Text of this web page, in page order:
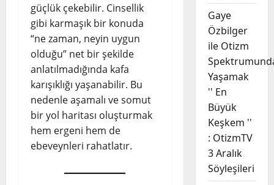
güçlük çekebilir. Cinsellik
gibi karmaşık bir konuda
“ne zaman, neyin uygun
olduğu” net bir şekilde
anlatılmadığında kafa
karışıklığı yaşanabilir. Bu
nedenle aşamalı ve somut
bir yol haritası oluşturmak
hem ergeni hem de
ebeveynleri rahatlatır.
Gaye
Özbilger
ile Otizm
Yaşamak
'' En
Büyük
Keşkem ''
: OtizmTV
3 Aralık
Söyleşileri